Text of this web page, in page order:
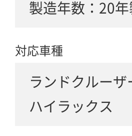
製造年数：20
対応車種
ランドクルーザ
ハイラックス